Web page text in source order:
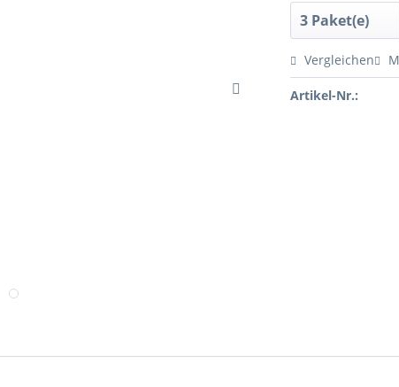
Vergleichen
Artikel-Nr.: